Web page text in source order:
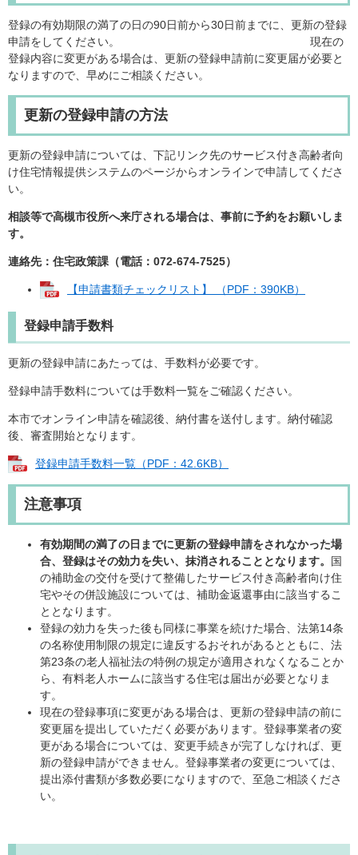
登録の有効期限の満了の日の90日前から30日前までに、更新の登録
申請をしてください。 現在の
登録内容に変更がある場合は、更新の登録申請前に変更届が必要と
なりますので、早めにご相談ください。
更新の登録申請の方法
更新の登録申請については、下記リンク先のサービス付き高齢者向
け住宅情報提供システムのページからオンラインで申請してくださ
い。
相談等で高槻市役所へ来庁される場合は、事前に予約をお願いしま
す。
連絡先：住宅政策課（電話：072-674-7525）
【申請書類チェックリスト】 （PDF：390KB）
登録申請手数料
更新の登録申請にあたっては、手数料が必要です。
登録申請手数料については手数料一覧をご確認ください。
本市でオンライン申請を確認後、納付書を送付します。納付確認
後、審査開始となります。
登録申請手数料一覧（PDF：42.6KB）
注意事項
有効期間の満了の日までに更新の登録申請をされなかった場
合、登録はその効力を失い、抹消されることとなります。
国
の補助金の交付を受けて整備したサービス付き高齢者向け住
宅やその併設施設については、補助金返還事由に該当するこ
ととなります。
登録の効力を失った後も同様に事業を続けた場合、法第14条
の名称使用制限の規定に違反するおそれがあるとともに、法
第23条の老人福祉法の特例の規定が適用されなくなることか
ら、有料老人ホームに該当する住宅は届出が必要となりま
す。
現在の登録事項に変更がある場合は、更新の登録申請の前に
変更届を提出していただく必要があります。登録事業者の変
更がある場合については、変更手続きが完了しなければ、更
新の登録申請ができません。登録事業者の変更については、
提出添付書類が多数必要になりますので、至急ご相談くださ
い。